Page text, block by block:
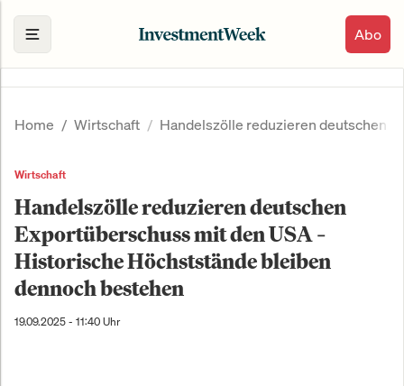
Abo
Home Wirtschaft Handelszölle reduzieren deutschen
Wirtschaft
Handelszölle reduzieren deutschen
Exportüberschuss mit den USA –
Historische Höchststände bleiben
dennoch bestehen
19.09.2025 - 11:40 Uhr